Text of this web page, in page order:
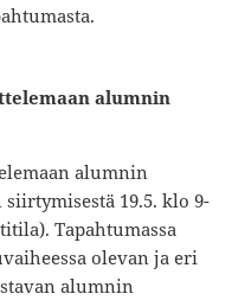
alumnin
alumnin
19.5. klo 9-
Tapahtumassa
olevan ja eri
alumnin